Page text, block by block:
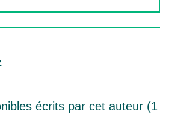
écrits par cet auteur (1